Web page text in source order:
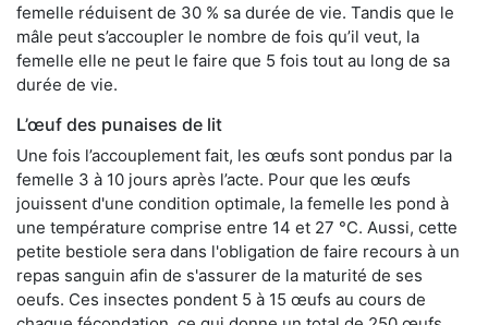
femelle réduisent de 30 % sa durée de vie. Tandis que le
mâle peut s’accoupler le nombre de fois qu’il veut, la
femelle elle ne peut le faire que 5 fois tout au long de sa
durée de vie.
L’œuf des punaises de lit
Une fois l’accouplement fait, les œufs sont pondus par la
femelle 3 à 10 jours après l’acte. Pour que les œufs
jouissent d'une condition optimale, la femelle les pond à
une température comprise entre 14 et 27 °C. Aussi, cette
petite bestiole sera dans l'obligation de faire recours à un
repas sanguin afin de s'assurer de la maturité de ses
oeufs. Ces insectes pondent 5 à 15 œufs au cours de